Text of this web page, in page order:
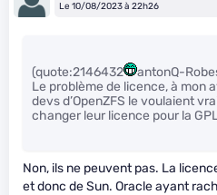
Le 10/08/2023 à 22h26
(quote:2146432
antonQ-
Le problème de licence, à mon
devs d’OpenZFS le voulaient
changer leur licence pour la
Non, ils ne peuvent pas. La
et donc de Sun. Oracle ayant